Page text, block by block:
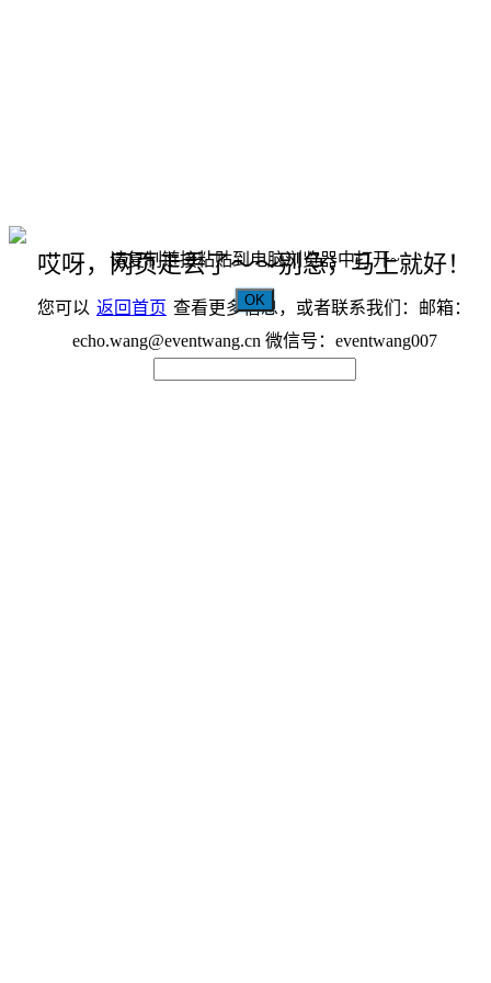
哎呀，网页走丢了～～别急，马上就好！
您可以 返回首页 查看更多信息，或者联系我们：邮箱：
echo.wang@eventwang.cn 微信号：eventwang007
请复制链接粘贴到电脑浏览器中打开~
OK